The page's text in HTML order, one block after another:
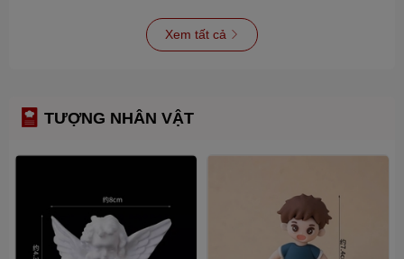
Xem tất cả
TƯỢNG NHÂN VẬT